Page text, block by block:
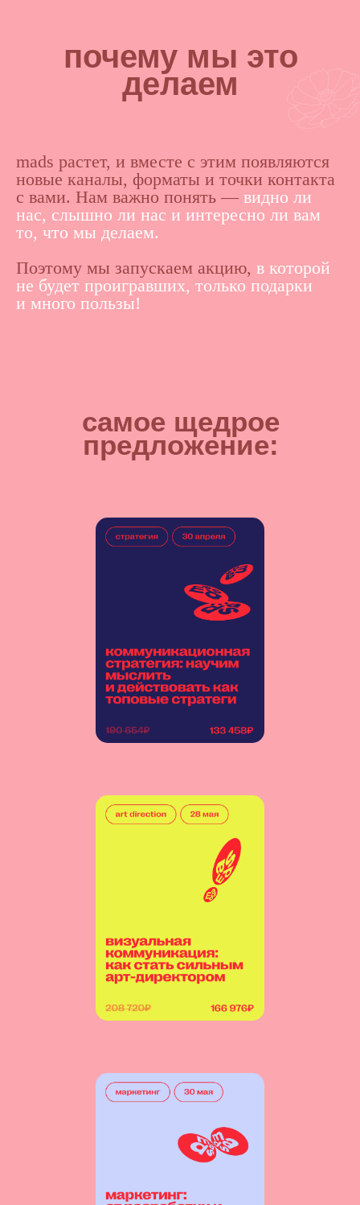
почему мы это
делаем
mads растет, и вместе с этим появляются
новые каналы, форматы и точки контакта
с вами. Нам важно понять — видно ли
нас, слышно ли нас и интересно ли вам
то, что мы делаем.
Поэтому мы запускаем акцию, в которой
не будет проигравших, только подарки
и много пользы!
самое щедрое
предложение: